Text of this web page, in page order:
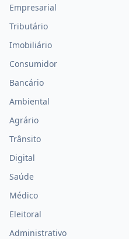
Empresarial
Tributário
Imobiliário
Consumidor
Bancário
Ambiental
Agrário
Trânsito
Digital
Saúde
Médico
Eleitoral
Administrativo